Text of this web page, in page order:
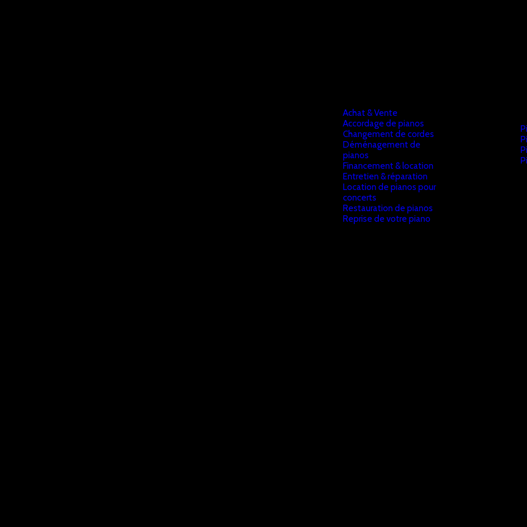
Achat & Vente
Accordage de pianos
Changement de cordes
Déménagement de
pianos
Financement & location
Entretien & réparation
Location de pianos pour
concerts
Restauration de pianos
Reprise de votre piano